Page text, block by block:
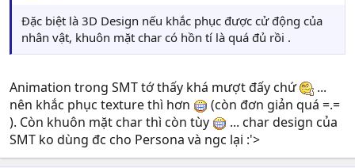
cử động của nhân vật, khuôn mặt char có hồn tí là quá
đủ rồi . Còn dòng Devil Summoner thì lại không có voice
action
Mod ale: Main char P4 – Souji Seta
PV :có 1 đoạn nào trong Story khiến anh nhớ lâu không
?
Mod ale:Khúc Ryotaro Dojima đuổi theo hung thủ xong
bị nhập viện rồi khóc vì không trả thù được cho con gái .
Đặc biệt là 3D Design nếu khắc phục được cử động của
nhân vật, khuôn mặt char có hồn tí là quá đủ rồi .
Animation trong SMT tớ thấy khá mượt đấy chứ
...
nên khắc phục texture thì hơn
(còn đơn giản quá =.=
). Còn khuôn mặt char thì còn tùy
... char design của
SMT ko dùng đc cho Persona và ngc lại :'>